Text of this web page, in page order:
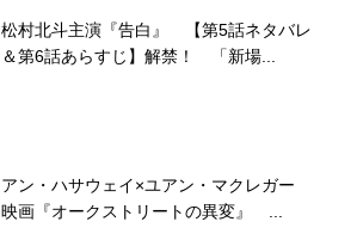
松村北斗主演『告白』 【第5話ネタバレ
＆第6話あらすじ】解禁！ 「新場...
アン・ハサウェイ×ユアン・マクレガー
映画『オークストリートの異変』 ...